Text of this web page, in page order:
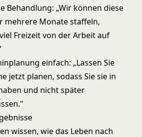
Behandlung: „Wir können diese
mehrere Monate staffeln,
Freizeit von der Arbeit auf
einfach: „Lassen Sie
jetzt planen, sodass Sie sie in
und nicht später
wissen, wie das Leben nach